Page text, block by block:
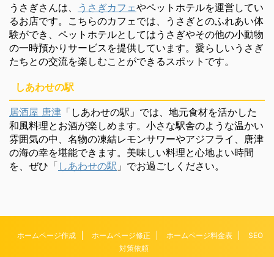
うさぎさんは、 うさぎカフェやペットホテルを運営してい
るお店です。こちらのカフェでは、うさぎとのふれあい体
験ができ、ペットホテルとしてはうさぎやその他の小動物
の一時預かりサービスを提供しています。愛らしいうさぎ
たちとの交流を楽しむことができるスポットです。
しあわせの駅
居酒屋 唐津 「しあわせの駅」では、地元食材を活かした
和風料理とお酒が楽しめます。小さな駅舎のような温かい
雰囲気の中、名物の凍結レモンサワーやアジフライ、唐津
の海の幸を堪能できます。美味しい料理と心地よい時間
を、ぜひ「 しあわせの駅 」でお過ごしください。
ホームページ作成 ホームページ修正 ホームページ料金表
SEO
対策依頼